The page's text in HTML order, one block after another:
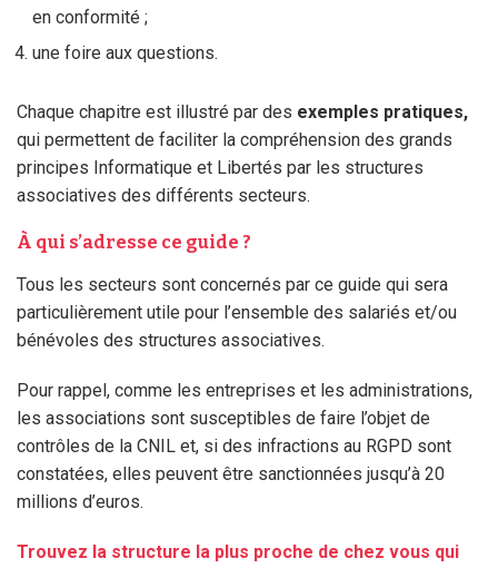
en conformité ;
une foire aux questions.
Chaque chapitre est illustré par des exemples pratiques,
qui permettent de faciliter la compréhension des grands
principes Informatique et Libertés par les structures
associatives des différents secteurs.
À qui s’adresse ce guide ?
Tous les secteurs sont concernés par ce guide qui sera
particulièrement utile pour l’ensemble des salariés et/ou
bénévoles des structures associatives.
Pour rappel, comme les entreprises et les administrations,
les associations sont susceptibles de faire l’objet de
contrôles de la CNIL et, si des infractions au RGPD sont
constatées, elles peuvent être sanctionnées jusqu’à 20
millions d’euros.
Trouvez la structure la plus proche de chez vous qui